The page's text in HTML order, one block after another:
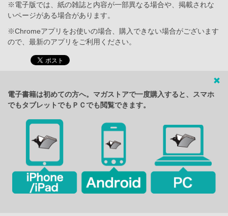
※電子版では、紙の雑誌と内容が一部異なる場合や、掲載されな
いページがある場合があります。
※Chromeアプリをお使いの場合、購入できない場合がございます
ので、最新のアプリをご利用ください。
電子書籍は初めての方へ。マガストアで一度購入すると、スマホ
でもタブレットでもＰＣでも閲覧できます。